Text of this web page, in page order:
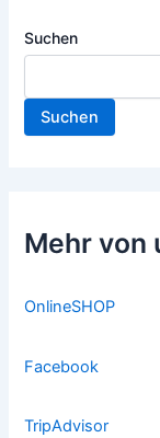
Suchen
Suchen
Mehr von
OnlineSHOP
Facebook
TripAdvisor